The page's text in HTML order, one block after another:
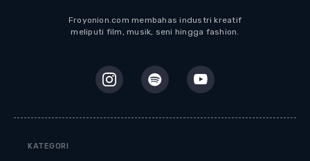
KATEGORI
Froyonion.com membahas industri kreatif
meliputi film, musik, seni hingga fashion.